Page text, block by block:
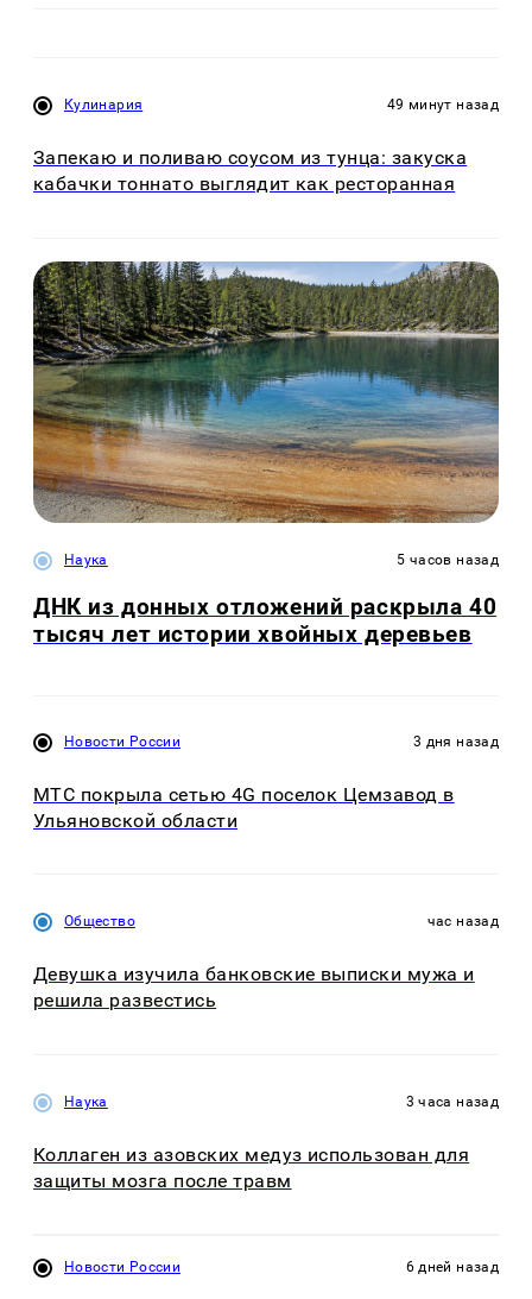
Кулинария 49 минут назад
Запекаю и поливаю соусом из тунца: закуска
кабачки тоннато выглядит как ресторанная
Наука 5 часов назад
ДНК из донных отложений раскрыла 40
тысяч лет истории хвойных деревьев
Новости России 3 дня назад
МТС покрыла сетью 4G поселок Цемзавод в
Ульяновской области
Общество час назад
Девушка изучила банковские выписки мужа и
решила развестись
Наука 3 часа назад
Коллаген из азовских медуз использован для
защиты мозга после травм
Новости России 6 дней назад